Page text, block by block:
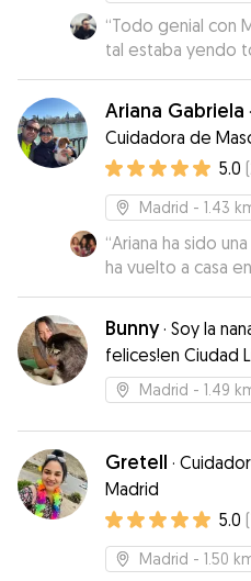
“Todo genial con
tal estaba yendo
gusto con ella
Ariana Gabriela ·
Cuidadora de
5.0 (
Madrid - 1.43
“Ariana ha sido
ha vuelto a casa
con ella ha sido
Bunny· Soy la
felices!en Ciudad
Madrid - 1.49
Gretell ·
Madrid
5.0 (
Madrid - 1.50